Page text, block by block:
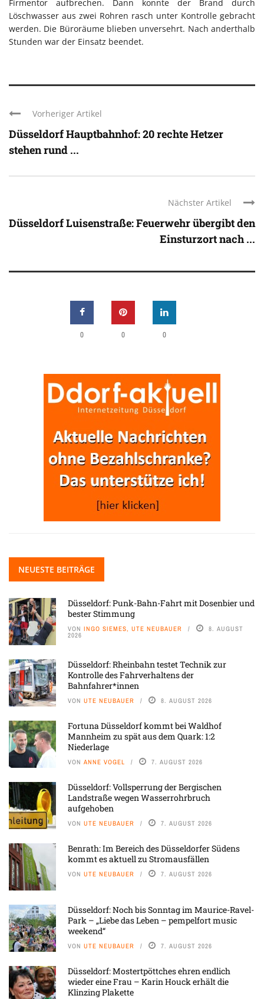
Firmentor aufbrechen. Dann konnte der Brand durch
Löschwasser aus zwei Rohren rasch unter Kontrolle gebracht
werden. Die Büroräume blieben unversehrt. Nach anderthalb
Stunden war der Einsatz beendet.
Vorheriger Artikel
Düsseldorf Hauptbahnhof: 20 rechte Hetzer
stehen rund ...
Nächster Artikel
Düsseldorf Luisenstraße: Feuerwehr übergibt den
Einsturzort nach ...
0 0 0
NEUESTE BEITRÄGE
Düsseldorf: Punk-Bahn-Fahrt mit Dosenbier und
bester Stimmung
VON INGO SIEMES, UTE NEUBAUER 8. AUGUST
2026
Düsseldorf: Rheinbahn testet Technik zur
Kontrolle des Fahrverhaltens der
Bahnfahrer*innen
VON UTE NEUBAUER 8. AUGUST 2026
Fortuna Düsseldorf kommt bei Waldhof
Mannheim zu spät aus dem Quark: 1:2
Niederlage
VON ANNE VOGEL 7. AUGUST 2026
Düsseldorf: Vollsperrung der Bergischen
Landstraße wegen Wasserrohrbruch
aufgehoben
VON UTE NEUBAUER 7. AUGUST 2026
Benrath: Im Bereich des Düsseldorfer Südens
kommt es aktuell zu Stromausfällen
VON UTE NEUBAUER 7. AUGUST 2026
Düsseldorf: Noch bis Sonntag im Maurice-Ravel-
Park – „Liebe das Leben – pempelfort music
weekend“
VON UTE NEUBAUER 7. AUGUST 2026
Düsseldorf: Mostertpöttches ehren endlich
wieder eine Frau – Karin Houck erhält die
Klinzing Plakette